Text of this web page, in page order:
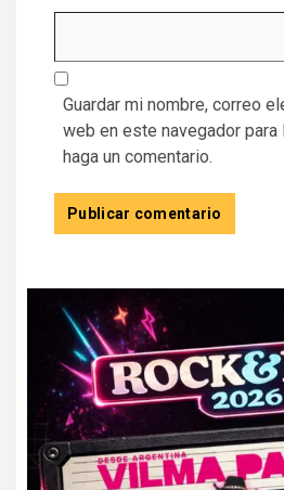
Guardar mi nombre, correo
web en este navegador para
haga un comentario.